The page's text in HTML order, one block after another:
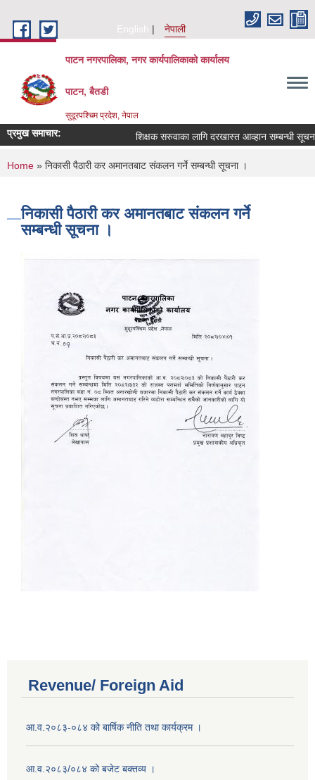
English
नेपाली
पाटन नगरपालिका, नगर कार्यपालिकाको कार्यालय
पाटन, बैतडी
सुदूरपश्चिम प्रदेश, नेपाल
प्रमुख समाचार: शिक्षक सरुवाका लागि दरखास्त आव्हान सम्बन्धी सूचना ।
You are here
Home » निकासी पैठारी कर अमानतबाट संकलन गर्ने सम्बन्धी सूचना ।
निकासी पैठारी कर अमानतबाट संकलन गर्ने
सम्बन्धी सूचना ।
Revenue/ Foreign Aid
आ.व.२०८३-०८४ को बार्षिक नीति तथा कार्यक्रम ।
आ.व.२०८३/०८४ को बजेट बक्तव्य ।